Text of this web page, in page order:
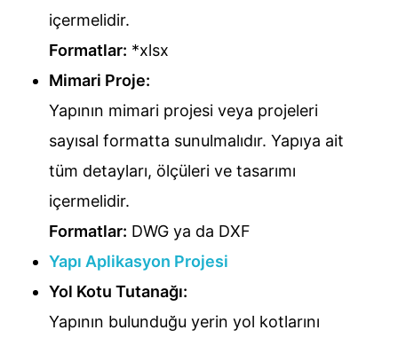
içermelidir.
Formatlar: *xlsx
Mimari Proje:
Yapının mimari projesi veya projeleri
sayısal formatta sunulmalıdır. Yapıya ait
tüm detayları, ölçüleri ve tasarımı
içermelidir.
Formatlar: DWG ya da DXF
Yapı Aplikasyon Projesi
Yol Kotu Tutanağı:
Yapının bulunduğu yerin yol kotlarını